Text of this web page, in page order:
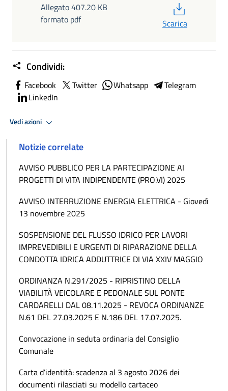
Allegato 407.20 KB
formato pdf
Scarica
Condividi:
Facebook Twitter Whatsapp
Telegram
LinkedIn
Vedi azioni
Notizie correlate
AVVISO PUBBLICO PER LA PARTECIPAZIONE AI
PROGETTI DI VITA INDIPENDENTE (PRO.VI) 2025
AVVISO INTERRUZIONE ENERGIA ELETTRICA - Giovedì
13 novembre 2025
SOSPENSIONE DEL FLUSSO IDRICO PER LAVORI
IMPREVEDIBILI E URGENTI DI RIPARAZIONE DELLA
CONDOTTA IDRICA ADDUTTRICE DI VIA XXIV MAGGIO
ORDINANZA N.291/2025 - RIPRISTINO DELLA
VIABILITÀ VEICOLARE E PEDONALE SUL PONTE
CARDARELLI DAL 08.11.2025 - REVOCA ORDINANZE
N.61 DEL 27.03.2025 E N.186 DEL 17.07.2025.
Convocazione in seduta ordinaria del Consiglio
Comunale
Carta d’identità: scadenza al 3 agosto 2026 dei
documenti rilasciati su modello cartaceo